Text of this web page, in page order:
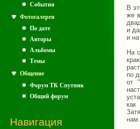
События
Фотогалерея
По дате
Авторы
Альбомы
Темы
Общение
Форум ТК Спутник
Общий форум
Навигация
В
же
и
и
На
по
от
нам.